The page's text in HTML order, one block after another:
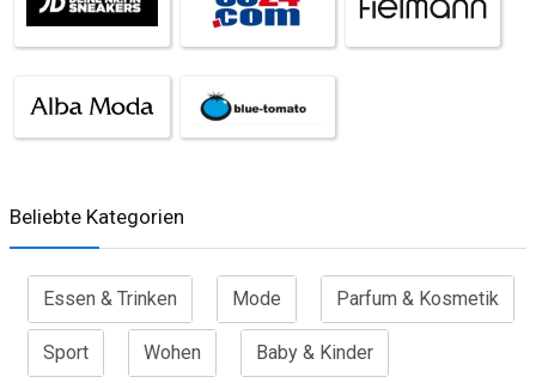
Beliebte Kategorien
Essen & Trinken Mode Parfum & Kosmetik
Sport Wohen Baby & Kinder